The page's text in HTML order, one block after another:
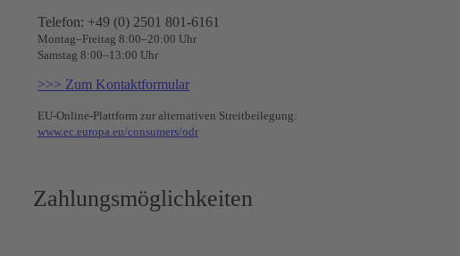
Telefon: +49 (0) 2501 801-6161
Montag–Freitag 8:00–20:00 Uhr
Samstag 8:00–13:00 Uhr
>>> Zum Kontaktformular
EU-Online-Plattform zur alternativen Streitbeilegung:
www.ec.europa.eu/consumers/odr
Zahlungsmöglichkeiten